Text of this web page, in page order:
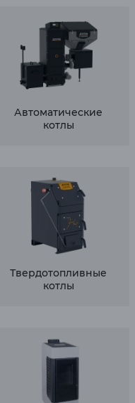
Автоматические
котлы
Твердотопливные
котлы